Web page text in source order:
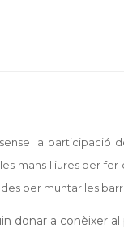
la participació
mans lliures per
per muntar les
donar a conèixer al